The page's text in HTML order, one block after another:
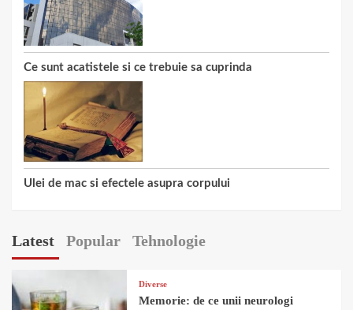
Ce sunt acatistele si ce trebuie sa cuprinda
Ulei de mac si efectele asupra corpului
Latest Popular Tehnologie
Diverse
Memorie: de ce unii neurologi